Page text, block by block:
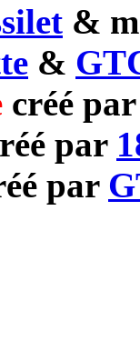
&
&
créé
par
par